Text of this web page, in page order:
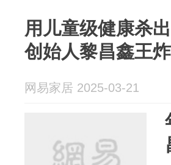
用儿童级健康杀
创始人黎昌鑫王
网易家居 2025-03-21